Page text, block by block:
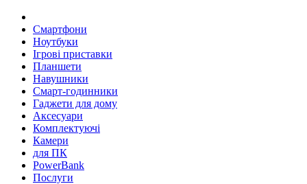
Смартфони
Ноутбуки
Ігрові приставки
Планшети
Навушники
Смарт-годинники
Гаджети для дому
Аксесуари
Комплектуючі
Камери
для ПК
PowerBank
Послуги